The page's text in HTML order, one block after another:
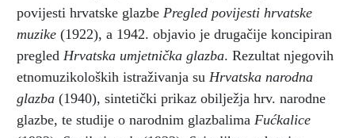
povijesti hrvatske glazbe Pregled povijesti hrvatske
muzike (1922), a 1942. objavio je drugačije koncipiran
pregled Hrvatska umjetnička glazba. Rezultat njegovih
etnomuzikoloških istraživanja su Hrvatska narodna
glazba (1940), sintetički prikaz obilježja hrv. narodne
glazbe, te studije o narodnim glazbalima Fućkalice